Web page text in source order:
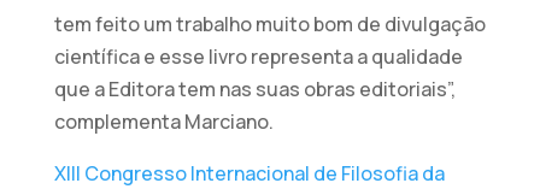
tem feito um trabalho muito bom de divulgação
científica e esse livro representa a qualidade
que a Editora tem nas suas obras editoriais”,
complementa Marciano.
XIII Congresso Internacional de Filosofia da